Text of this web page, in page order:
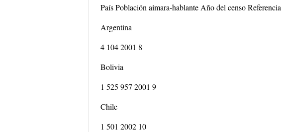
País Población aimara-hablante Año del censo Referencia
Argentina
4 104 2001 8
Bolivia
1 525 957 2001 9
Chile
1 501 2002 10